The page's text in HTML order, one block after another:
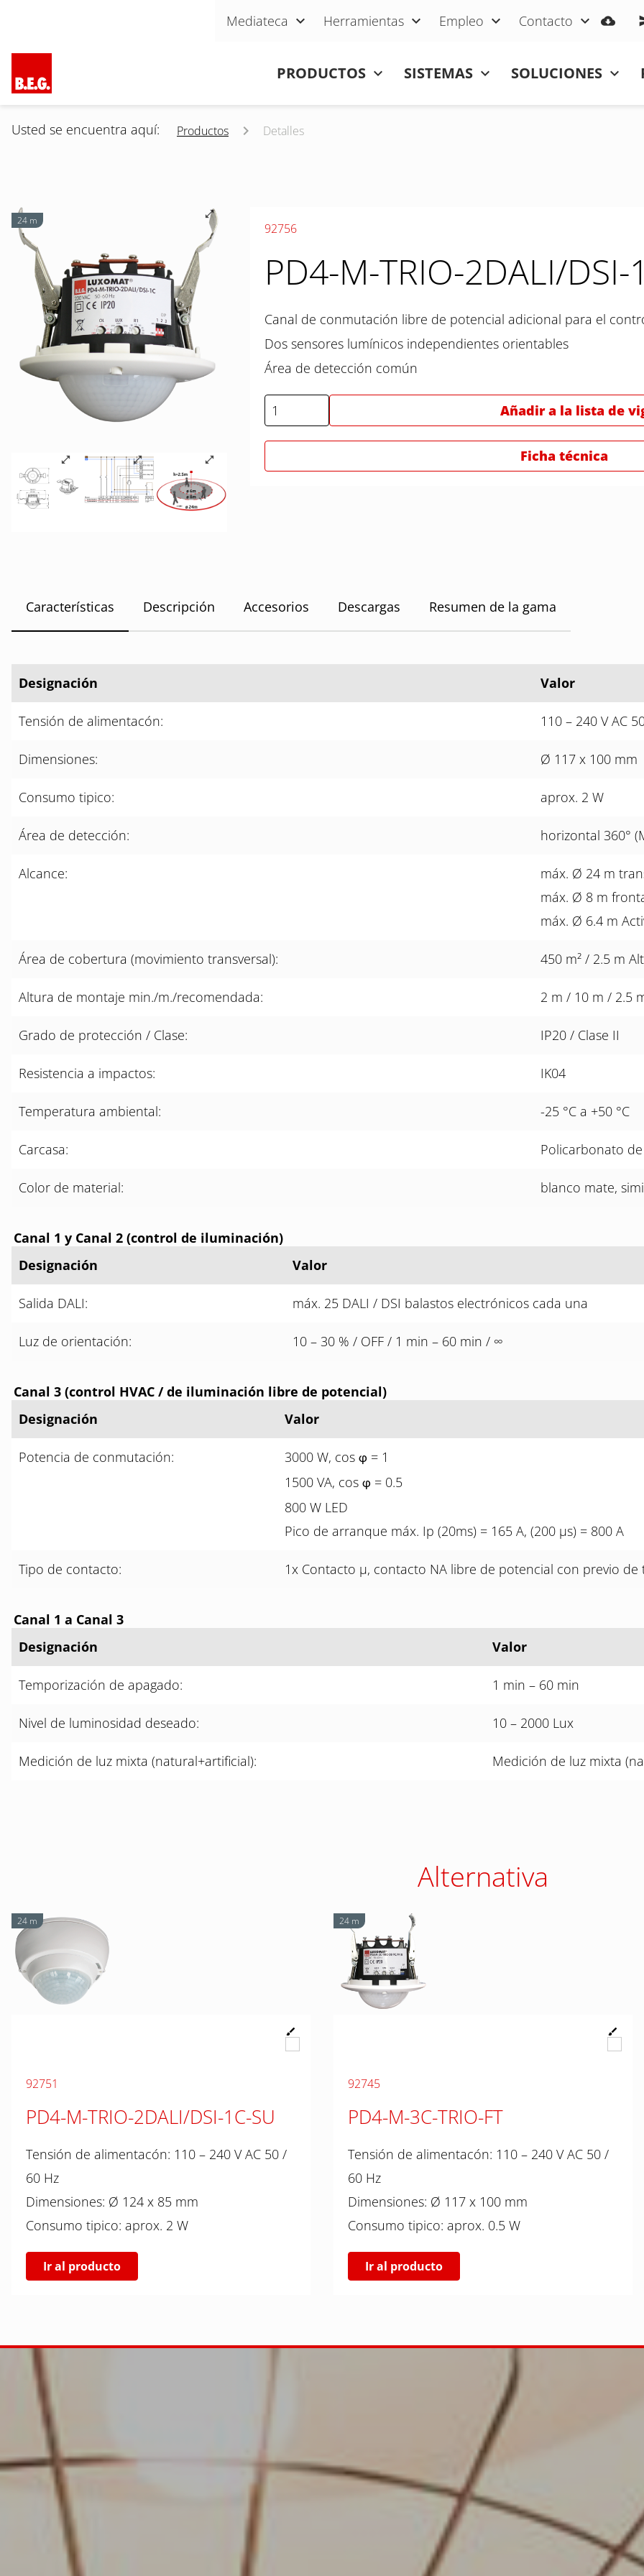
Saltar navegación
Mediateca Herramientas Empleo Contacto
PRODUCTOS SISTEMAS SOLUCIONES
Usted se encuentra aquí: Productos Detalles
24 m
92756
PD4-M-TRIO-2DALI/DSI-
Canal de conmutación libre de potencial adicional para el
Dos sensores lumínicos independientes orientables
Área de detección común
Añadir a la lista de
Ficha técnica
Características Descripción Accesorios Descargas Resumen de la gama
Designación Valor
Tensión de alimentacón: 110 – 240 V AC
Dimensiones: Ø 117 x 100 mm
Consumo tipico: aprox. 2 W
Área de detección: horizontal 360°
Alcance:
máx. Ø 24 m
máx. Ø 8 m
máx. Ø 6.4 m
Área de cobertura (movimiento transversal): 450 m² / 2.5 m
Altura de montaje min./m./recomendada: 2 m / 10 m / 2.5
Grado de protección / Clase: IP20 / Clase II
Resistencia a impactos: IK04
Temperatura ambiental: -25 °C a +50 °C
Carcasa: Policarbonato
Color de material: blanco mate,
Canal 1 y Canal 2 (control de iluminación)
Designación
Valor
Salida DALI: máx. 25 DALI / DSI balastos electrónicos cada una
Luz de orientación: 10 – 30 % / OFF / 1 min – 60 min / ∞
Canal 3 (control HVAC / de iluminación libre de potencial)
Designación
Valor
Potencia de conmutación: 3000 W, cos φ = 1
1500 VA, cos φ = 0.5
800 W LED
Pico de arranque máx. Ip (20ms) = 165 A, (200 µs) = 800 A
Tipo de contacto: 1x Contacto µ, contacto NA libre de potencial con previo de
Canal 1 a Canal 3
Designación
Valor
Temporización de apagado: 1 min – 60 min
Nivel de luminosidad deseado: 10 – 2000 Lux
Medición de luz mixta (natural+artificial): Medición de luz mixta
Alternativa
24 m
92751
PD4-M-TRIO-2DALI/DSI-1C-SU
Tensión de alimentacón: 110 – 240 V AC 50 /
60 Hz
Dimensiones: Ø 124 x 85 mm
Consumo tipico: aprox. 2 W
Ir al producto
24 m
92745
PD4-M-3C-TRIO-FT
Tensión de alimentacón: 110 – 240 V AC 50 /
60 Hz
Dimensiones: Ø 117 x 100 mm
Consumo tipico: aprox. 0.5 W
Ir al producto